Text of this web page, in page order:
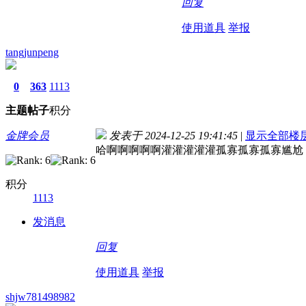
使用道具 举报
tangjunpeng
0
主题
363
帖子
1113
积分
金牌会员
积分
1113
发消息
发表于 2024-12-25 19:41:45 | 显示全部楼
哈啊啊啊啊啊灌灌灌灌灌孤寡孤寡孤寡尴尬
回复
使用道具 举报
shjw781498982